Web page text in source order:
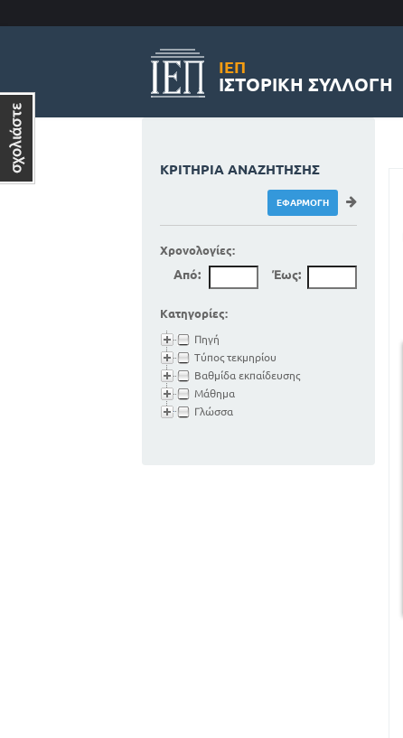
ΙΕΠ
ΙΣΤΟΡΙΚΉ ΣΥΛΛΟΓΉ
ΚΡΙΤΉΡΙΑ ΑΝΑΖΉΤΗΣΗΣ
Χρονολογίες:
Από: Έως:
Κατηγορίες:
Πηγή
Τύπος τεκμηρίου
Βαθμίδα εκπαίδευσης
Μάθημα
Γλώσσα